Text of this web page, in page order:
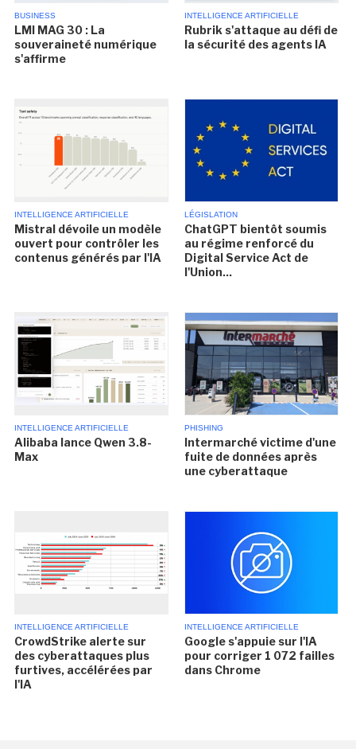
BUSINESS
LMI MAG 30 : La
souveraineté numérique
s'affirme
INTELLIGENCE ARTIFICIELLE
Rubrik s'attaque au défi de
la sécurité des agents IA
INTELLIGENCE ARTIFICIELLE
Mistral dévoile un modèle
ouvert pour contrôler les
contenus générés par l'IA
LÉGISLATION
ChatGPT bientôt soumis
au régime renforcé du
Digital Service Act de
l'Union...
INTELLIGENCE ARTIFICIELLE
Alibaba lance Qwen 3.8-
Max
PHISHING
Intermarché victime d'une
fuite de données après
une cyberattaque
INTELLIGENCE ARTIFICIELLE
CrowdStrike alerte sur
des cyberattaques plus
furtives, accélérées par
l'IA
INTELLIGENCE ARTIFICIELLE
Google s'appuie sur l'IA
pour corriger 1 072 failles
dans Chrome